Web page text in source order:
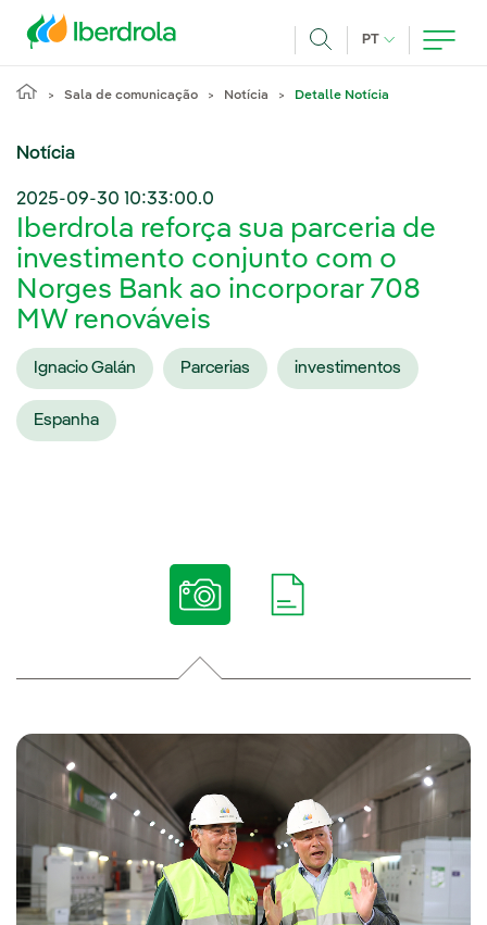
PT IDIOMA ATUAL,
Sala de comunicação Notícia Detalle Notícia
Notícia
2025-09-30 10:33:00.0
Iberdrola reforça sua parceria de
investimento conjunto com o
Norges Bank ao incorporar 708
MW renováveis
Ignacio Galán Parcerias investimentos
Espanha